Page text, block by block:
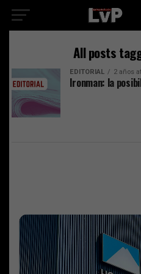
All posts
EDITORIAL 2 años
Ironman: la